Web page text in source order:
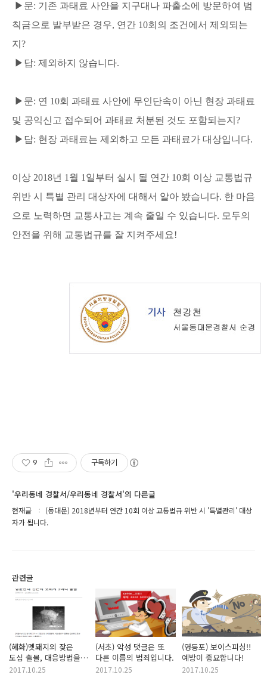
▶문: 기존 과태료 사안을 지구대나 파출소에 방문하여 범
칙금으로 발부받은 경우, 연간 10회의 조건에서 제외되는
지?
▶답: 제외하지 않습니다.
▶문: 연 10회 과태료 사안에 무인단속이 아닌 현장 과태료
및 공익신고 접수되어 과태료 처분된 것도 포함되는지?
▶답: 현장 과태료는 제외하고 모든 과태료가 대상입니다.
이상 2018년 1월 1일부터 실시 될 연간 10회 이상 교통법규
위반 시 특별 관리 대상자에 대해서 알아 봤습니다. 한 마음
으로 노력하면 교통사고는 계속 줄일 수 있습니다. 모두의
안전을 위해 교통법규를 잘 지켜주세요!
9 구독하기
'우리동네 경찰서/우리동네 경찰서'의 다른글
현재글
(동대문) 2018년부터 연간 10회 이상 교통법규 위반 시 '특별관리' 대상
자가 됩니다.
관련글
(혜화)멧돼지의 잦은
도심 출몰, 대응방법을
알려드립니다.
2017.10.25
(서초) 악성 댓글은 또
다른 이름의 범죄입니다.
2017.10.25
(영등포) 보이스피싱!!
예방이 중요합니다!
2017.10.25